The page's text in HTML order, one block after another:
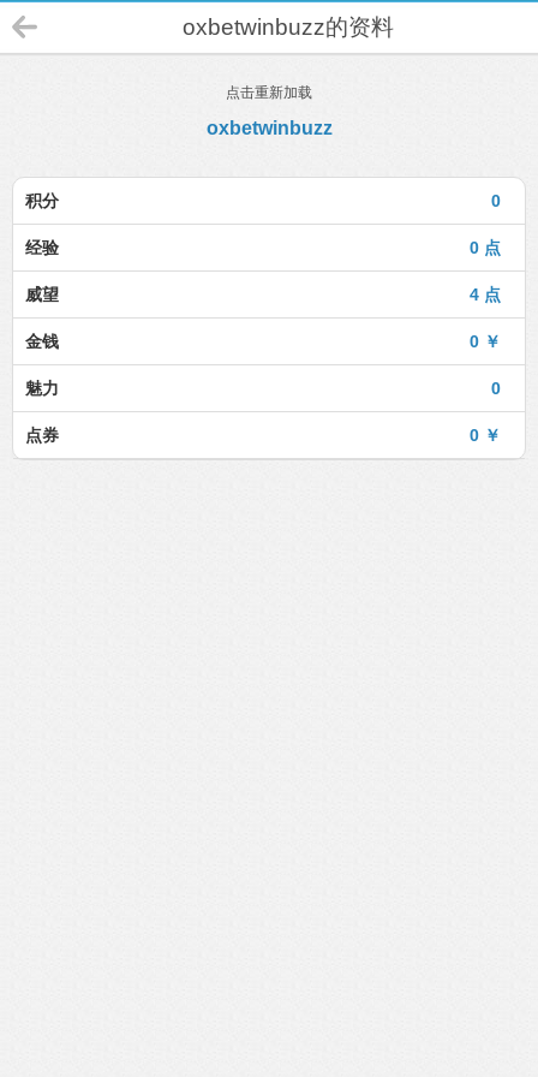
oxbetwinbuzz的资料
点击重新加载
oxbetwinbuzz
0
积分
0 点
经验
4 点
威望
0 ￥
金钱
0
魅力
0 ￥
点券